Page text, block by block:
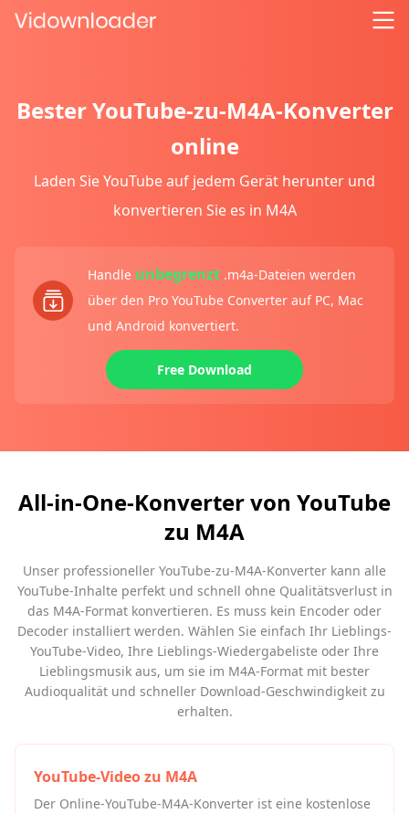
Bester YouTube-zu-M4A-Konverter
online
Laden Sie YouTube auf jedem Gerät herunter und
konvertieren Sie es in M4A
Handle unbegrenzt .m4a-Dateien werden
über den Pro YouTube Converter auf PC, Mac
und Android konvertiert.
Free Download
All-in-One-Konverter von YouTube
zu M4A
Unser professioneller YouTube-zu-M4A-Konverter kann alle
YouTube-Inhalte perfekt und schnell ohne Qualitätsverlust in
das M4A-Format konvertieren. Es muss kein Encoder oder
Decoder installiert werden. Wählen Sie einfach Ihr Lieblings-
YouTube-Video, Ihre Lieblings-Wiedergabeliste oder Ihre
Lieblingsmusik aus, um sie im M4A-Format mit bester
Audioqualität und schneller Download-Geschwindigkeit zu
erhalten.
YouTube-Video zu M4A
Der Online-YouTube-M4A-Konverter ist eine kostenlose